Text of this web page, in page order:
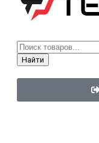
Найти